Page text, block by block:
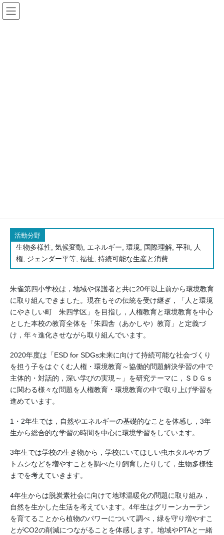
コ
ン
ナ
ビ
活動分野
生物多様性, 気候変動, エネルギー, 環境, 国際理解, 平和, 人
権, ジェンダー平等, 福祉, 持続可能な生産と消費
朱雀第四小学校は，地域や保護者と共に20年以上前から環境教育
に取り組んできました。現在もその伝統を受け継ぎ，「人と環境
にやさしい町 朱四学区」を目指し，人権教育と環境教育を中心
とした本校の教育全体を「朱四舎（あかしや）教育」と定義づ
け，年々進化させながら取り組んでいます。
2020年度は「ESD for SDGs未来に向けて持続可能な社会づくり
を担う子をはぐくむ人権・環境教育～協働的問題解決学習の中で
主体的・対話的，深い学びの実現～」を研究テーマに，ＳＤＧｓ
に関わる様々な問題を人権教育・環境教育の中で取り上げ学習を
進めています。
1・2年生では，自然やエネルギーの基礎的なことを体感し，3年
生から総合的な学習の時間を中心に環境学習をしています。
3年生では学校の生き物から，学校にいてほしい虫ホタルやカブ
トムシなどを増やすことを調べたり飼育したりして，生物多様性
までを考えていきます。
4年生からは脱炭素社会に向けて地球温暖化の問題に取り組み，
自然を生かした生活を考えています。4年生はグリーンカーテン
を育てることから植物のパワーについて調べ，緑を守り増やすこ
とがCO2の削減につながることを体感します。地域やPTAと一緒